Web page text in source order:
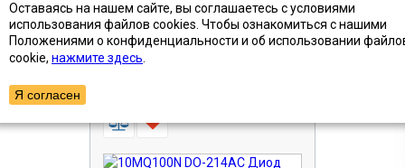
БЫСТРЫЙ ЗАКАЗ
Оставаясь на нашем сайте, вы соглашаетесь с условиями
использования файлов cookies. Чтобы ознакомиться с нашими
Положениями о конфиденциальности и об использовании
cookie, нажмите здесь
Я согласен